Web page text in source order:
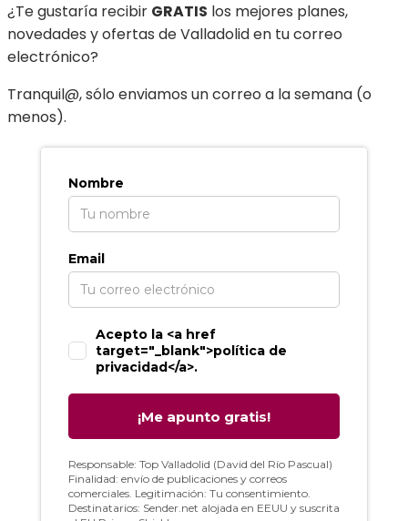
¿Te gustaría recibir GRATIS los mejores planes,
novedades y ofertas de Valladolid en tu correo
electrónico?
Tranquil@, sólo enviamos un correo a la semana (o
menos).